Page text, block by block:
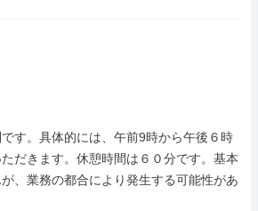
す。具体的には、午前9時から午後６時
だきます。休憩時間は６０分です。基本
、業務の都合により発生する可能性があ